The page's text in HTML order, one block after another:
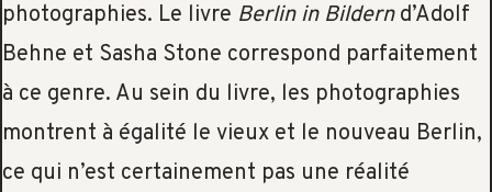
photographies. Le livre Berlin in Bildernd’Adolf
Behne et Sasha Stone correspond parfaitement
à ce genre. Au sein du livre, les photographies
montrent à égalité le vieux et le nouveau Berlin,
ce qui n’est certainement pas une réalité